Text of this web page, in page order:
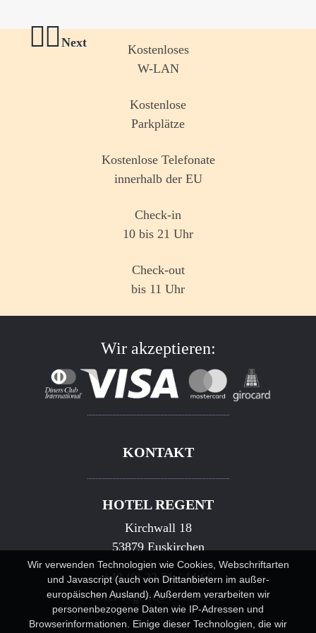
Next
Kostenloses
W-LAN
Kostenlose
Parkplätze
Kostenlose Telefonate
innerhalb der EU
Check-in
10 bis 21 Uhr
Check-out
bis 11 Uhr
Wir akzeptieren:
KONTAKT
HOTEL REGENT
Kirchwall 18
53879 Euskirchen
+49 (0) 22 51 / 44 66
hotel-regent@t-online.de
Wir verwenden Technologien wie Cookies, Webschriftarten
und Javascript (auch von Drittanbietern im außer-
europäischen Ausland). Außerdem verarbeiten wir
personenbezogene Daten wie IP-Adressen und
Browserinformationen. Einige dieser Technologien, die wir